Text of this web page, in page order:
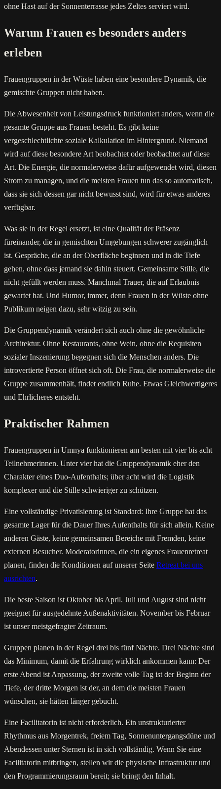
ohne Hast auf der Sonnenterrasse jedes Zeltes serviert wird.
Warum Frauen es besonders anders
erleben
Frauengruppen in der Wüste haben eine besondere Dynamik, die
gemischte Gruppen nicht haben.
Die Abwesenheit von Leistungsdruck funktioniert anders, wenn die
gesamte Gruppe aus Frauen besteht. Es gibt keine
vergeschlechtlichte soziale Kalkulation im Hintergrund. Niemand
wird auf diese besondere Art beobachtet oder beobachtet auf diese
Art. Die Energie, die normalerweise dafür aufgewendet wird, diesen
Strom zu managen, und die meisten Frauen tun das so automatisch,
dass sie sich dessen gar nicht bewusst sind, wird für etwas anderes
verfügbar.
Was sie in der Regel ersetzt, ist eine Qualität der Präsenz
füreinander, die in gemischten Umgebungen schwerer zugänglich
ist. Gespräche, die an der Oberfläche beginnen und in die Tiefe
gehen, ohne dass jemand sie dahin steuert. Gemeinsame Stille, die
nicht gefüllt werden muss. Manchmal Trauer, die auf Erlaubnis
gewartet hat. Und Humor, immer, denn Frauen in der Wüste ohne
Publikum neigen dazu, sehr witzig zu sein.
Die Gruppendynamik verändert sich auch ohne die gewöhnliche
Architektur. Ohne Restaurants, ohne Wein, ohne die Requisiten
sozialer Inszenierung begegnen sich die Menschen anders. Die
introvertierte Person öffnet sich oft. Die Frau, die normalerweise die
Gruppe zusammenhält, findet endlich Ruhe. Etwas Gleichwertigeres
und Ehrlicheres entsteht.
Praktischer Rahmen
Frauengruppen in Umnya funktionieren am besten mit vier bis acht
Teilnehmerinnen. Unter vier hat die Gruppendynamik eher den
Charakter eines Duo-Aufenthalts; über acht wird die Logistik
komplexer und die Stille schwieriger zu schützen.
Eine vollständige Privatisierung ist Standard: Ihre Gruppe hat das
gesamte Lager für die Dauer Ihres Aufenthalts für sich allein. Keine
anderen Gäste, keine gemeinsamen Bereiche mit Fremden, keine
externen Besucher. Moderatorinnen, die ein eigenes Frauenretreat
planen, finden die Konditionen auf unserer Seite Retreat bei uns
ausrichten.
Die beste Saison ist Oktober bis April. Juli und August sind nicht
geeignet für ausgedehnte Außenaktivitäten. November bis Februar
ist unser meistgefragter Zeitraum.
Gruppen planen in der Regel drei bis fünf Nächte. Drei Nächte sind
das Minimum, damit die Erfahrung wirklich ankommen kann: Der
erste Abend ist Anpassung, der zweite volle Tag ist der Beginn der
Tiefe, der dritte Morgen ist der, an dem die meisten Frauen
wünschen, sie hätten länger gebucht.
Eine Facilitatorin ist nicht erforderlich. Ein unstrukturierter
Rhythmus aus Morgentrek, freiem Tag, Sonnenuntergangsdüne und
Abendessen unter Sternen ist in sich vollständig. Wenn Sie eine
Facilitatorin mitbringen, stellen wir die physische Infrastruktur und
den Programmierungsraum bereit; sie bringt den Inhalt.